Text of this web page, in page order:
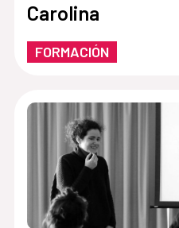
Carolina
FORMACIÓN